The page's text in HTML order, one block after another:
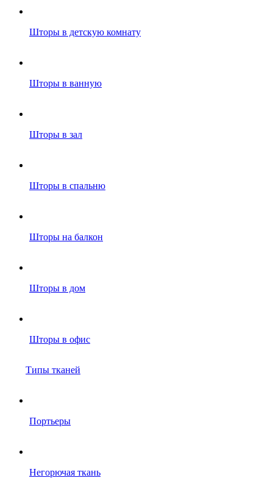
Шторы в детскую комнату
Шторы в ванную
Шторы в зал
Шторы в спальню
Шторы на балкон
Шторы в дом
Шторы в офис
Типы тканей
Портьеры
Негорючая ткань